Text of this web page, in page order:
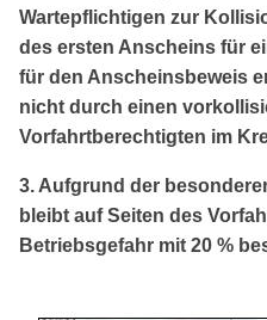
Wartepflichtigen zur
des ersten Anscheins für
für den Anscheinsbeweis
nicht durch einen
Vorfahrtberechtigten im
3. Aufgrund der
bleibt auf Seiten des
Betriebsgefahr mit 20 %